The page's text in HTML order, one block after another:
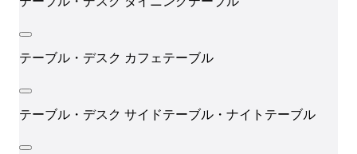
テーブル・デスク カフェテーブル
テーブル・デスク サイドテーブル・ナイトテーブル